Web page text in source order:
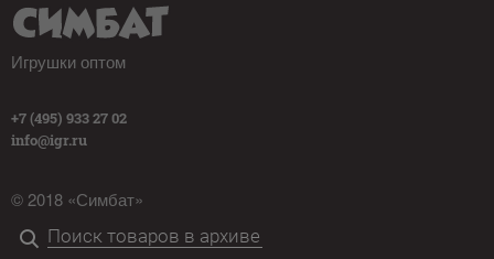
Игрушки оптом
+7 (495) 933 27 02
info@igr.ru
© 2018 «Симбат»